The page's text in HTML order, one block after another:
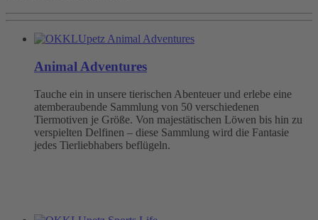
Animal Adventures
Tauche ein in unsere tierischen Abenteuer und erlebe eine
atemberaubende Sammlung von 50 verschiedenen
Tiermotiven je Größe. Von majestätischen Löwen bis hin zu
verspielten Delfinen – diese Sammlung wird die Fantasie
jedes Tierliebhabers beflügeln.